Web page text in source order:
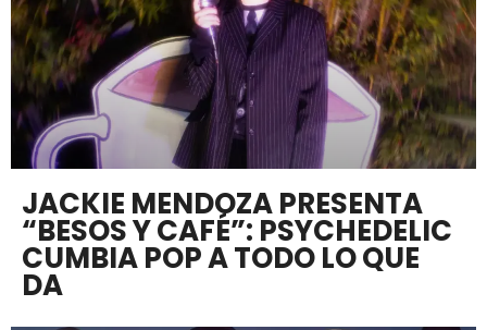
JACKIE MENDOZA PRESENTA
“BESOS Y CAFÉ”: PSYCHEDELIC
CUMBIA POP A TODO LO QUE
DA